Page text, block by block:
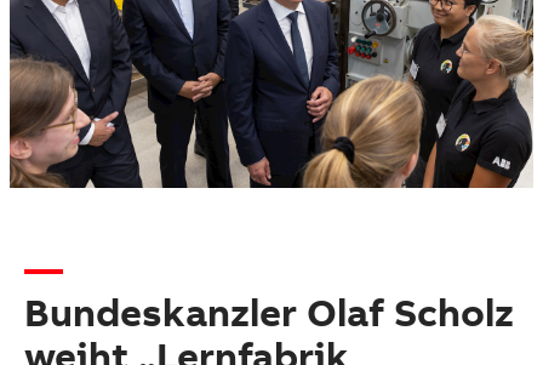
Service
Über uns
Vertriebspartner finden
Kontakt
Karriere
Bundeskanzler Olaf Scholz
weiht „Lernfabrik